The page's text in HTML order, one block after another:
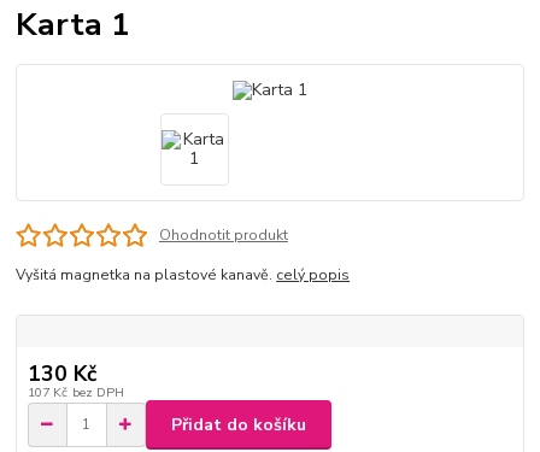
Karta 1
Ohodnotit produkt
Vyšitá magnetka na plastové kanavě. celý popis
130 Kč
107 Kč bez DPH
Přidat do košíku